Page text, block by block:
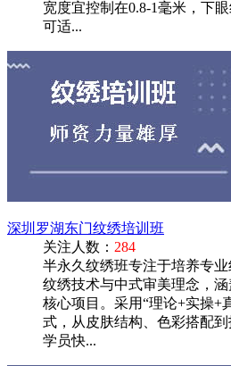
宽度宜控制在0.8-1毫米，下
可适...
深圳罗湖东门纹绣培训班
关注人数： 284
半永久纹绣班专注于培养专
纹绣技术与中式审美理念，
核心项目。采用“理论+实操+
式，从皮肤结构、色彩搭配
学员快...